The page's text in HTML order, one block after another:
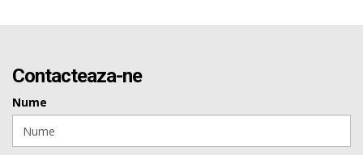
Contacteaza-ne
Nume